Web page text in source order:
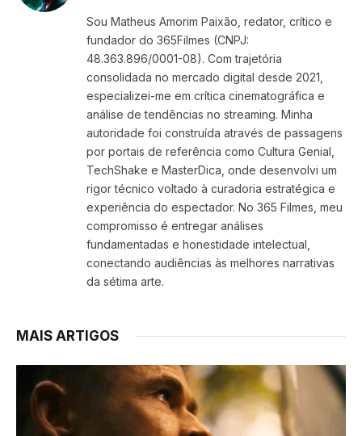
Sou Matheus Amorim Paixão, redator, crítico e
fundador do 365Filmes (CNPJ:
48.363.896/0001-08). Com trajetória
consolidada no mercado digital desde 2021,
especializei-me em crítica cinematográfica e
análise de tendências no streaming. Minha
autoridade foi construída através de passagens
por portais de referência como Cultura Genial,
TechShake e MasterDica, onde desenvolvi um
rigor técnico voltado à curadoria estratégica e
experiência do espectador. No 365 Filmes, meu
compromisso é entregar análises
fundamentadas e honestidade intelectual,
conectando audiências às melhores narrativas
da sétima arte.
MAIS ARTIGOS